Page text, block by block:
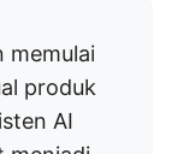
memulai
produk
AI